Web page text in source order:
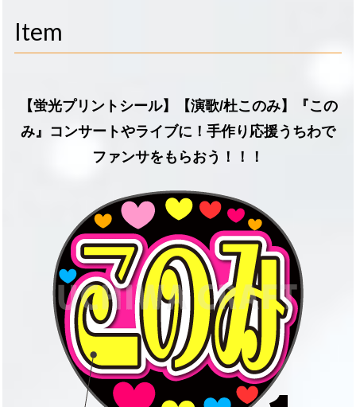
Item
【蛍光プリントシール】【演歌/杜このみ】『この
み』コンサートやライブに！手作り応援うちわで
ファンサをもらおう！！！